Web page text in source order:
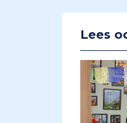
Lees